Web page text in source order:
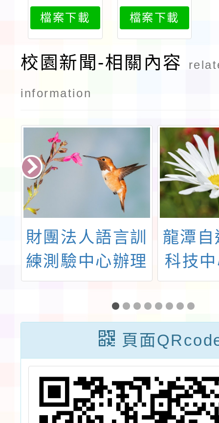
檔案下載 檔案下載
校園新聞-相關內容
information
財團法人語言訓
練測驗中心辦理
「2024年暑期
為中小學現職教
師開設之『英語
增能』線上課程
資訊」一案
龍潭
科技
6月份
頁面